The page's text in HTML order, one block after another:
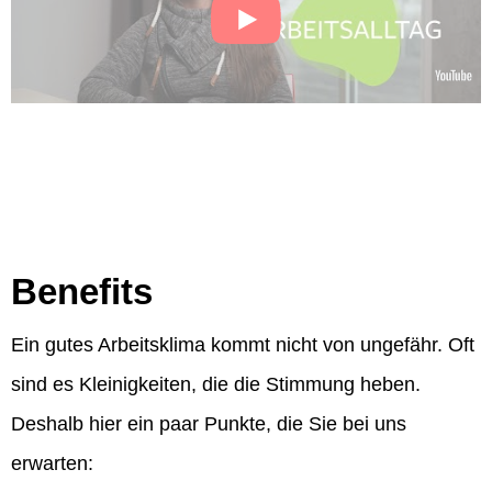
Benefits
Ein gutes Arbeitsklima kommt nicht von ungefähr. Oft
sind es Kleinigkeiten, die die Stimmung heben.
Deshalb hier ein paar Punkte, die Sie bei uns
erwarten: